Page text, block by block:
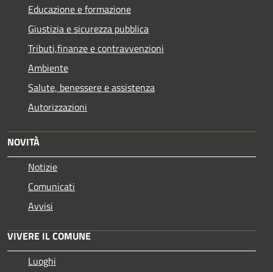
Educazione e formazione
Giustizia e sicurezza pubblica
Tributi,finanze e contravvenzioni
Ambiente
Salute, benessere e assistenza
Autorizzazioni
NOVITÀ
Notizie
Comunicati
Avvisi
VIVERE IL COMUNE
Luoghi